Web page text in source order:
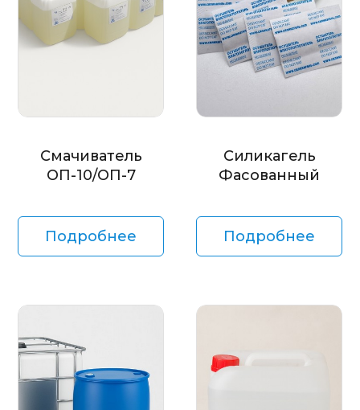
Смачиватель
ОП-10/ОП-7
Подробнее
Силикагель
Фасованный
Подробнее